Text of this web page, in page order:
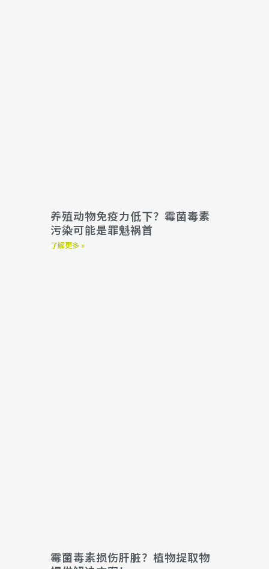
养殖动物免疫力低下？霉菌毒素
污染可能是罪魁祸首
了解更多 »
霉菌毒素损伤肝脏？植物提取物